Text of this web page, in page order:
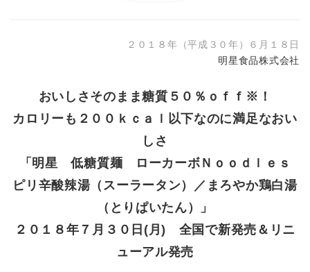
２０１８年（平成３０年）６月１８日
明星食品株式会社
おいしさそのまま糖質５０％ｏｆｆ※！
カロリーも２００ｋｃａｌ以下なのに満足なおい
しさ
「明星 低糖質麺 ローカーボＮｏｏｄｌｅｓ
ピリ辛酸辣湯（スーラータン）／まろやか鶏白湯
（とりぱいたん）」
２０１８年７月３０日(月) 全国で新発売＆リニ
ューアル発売